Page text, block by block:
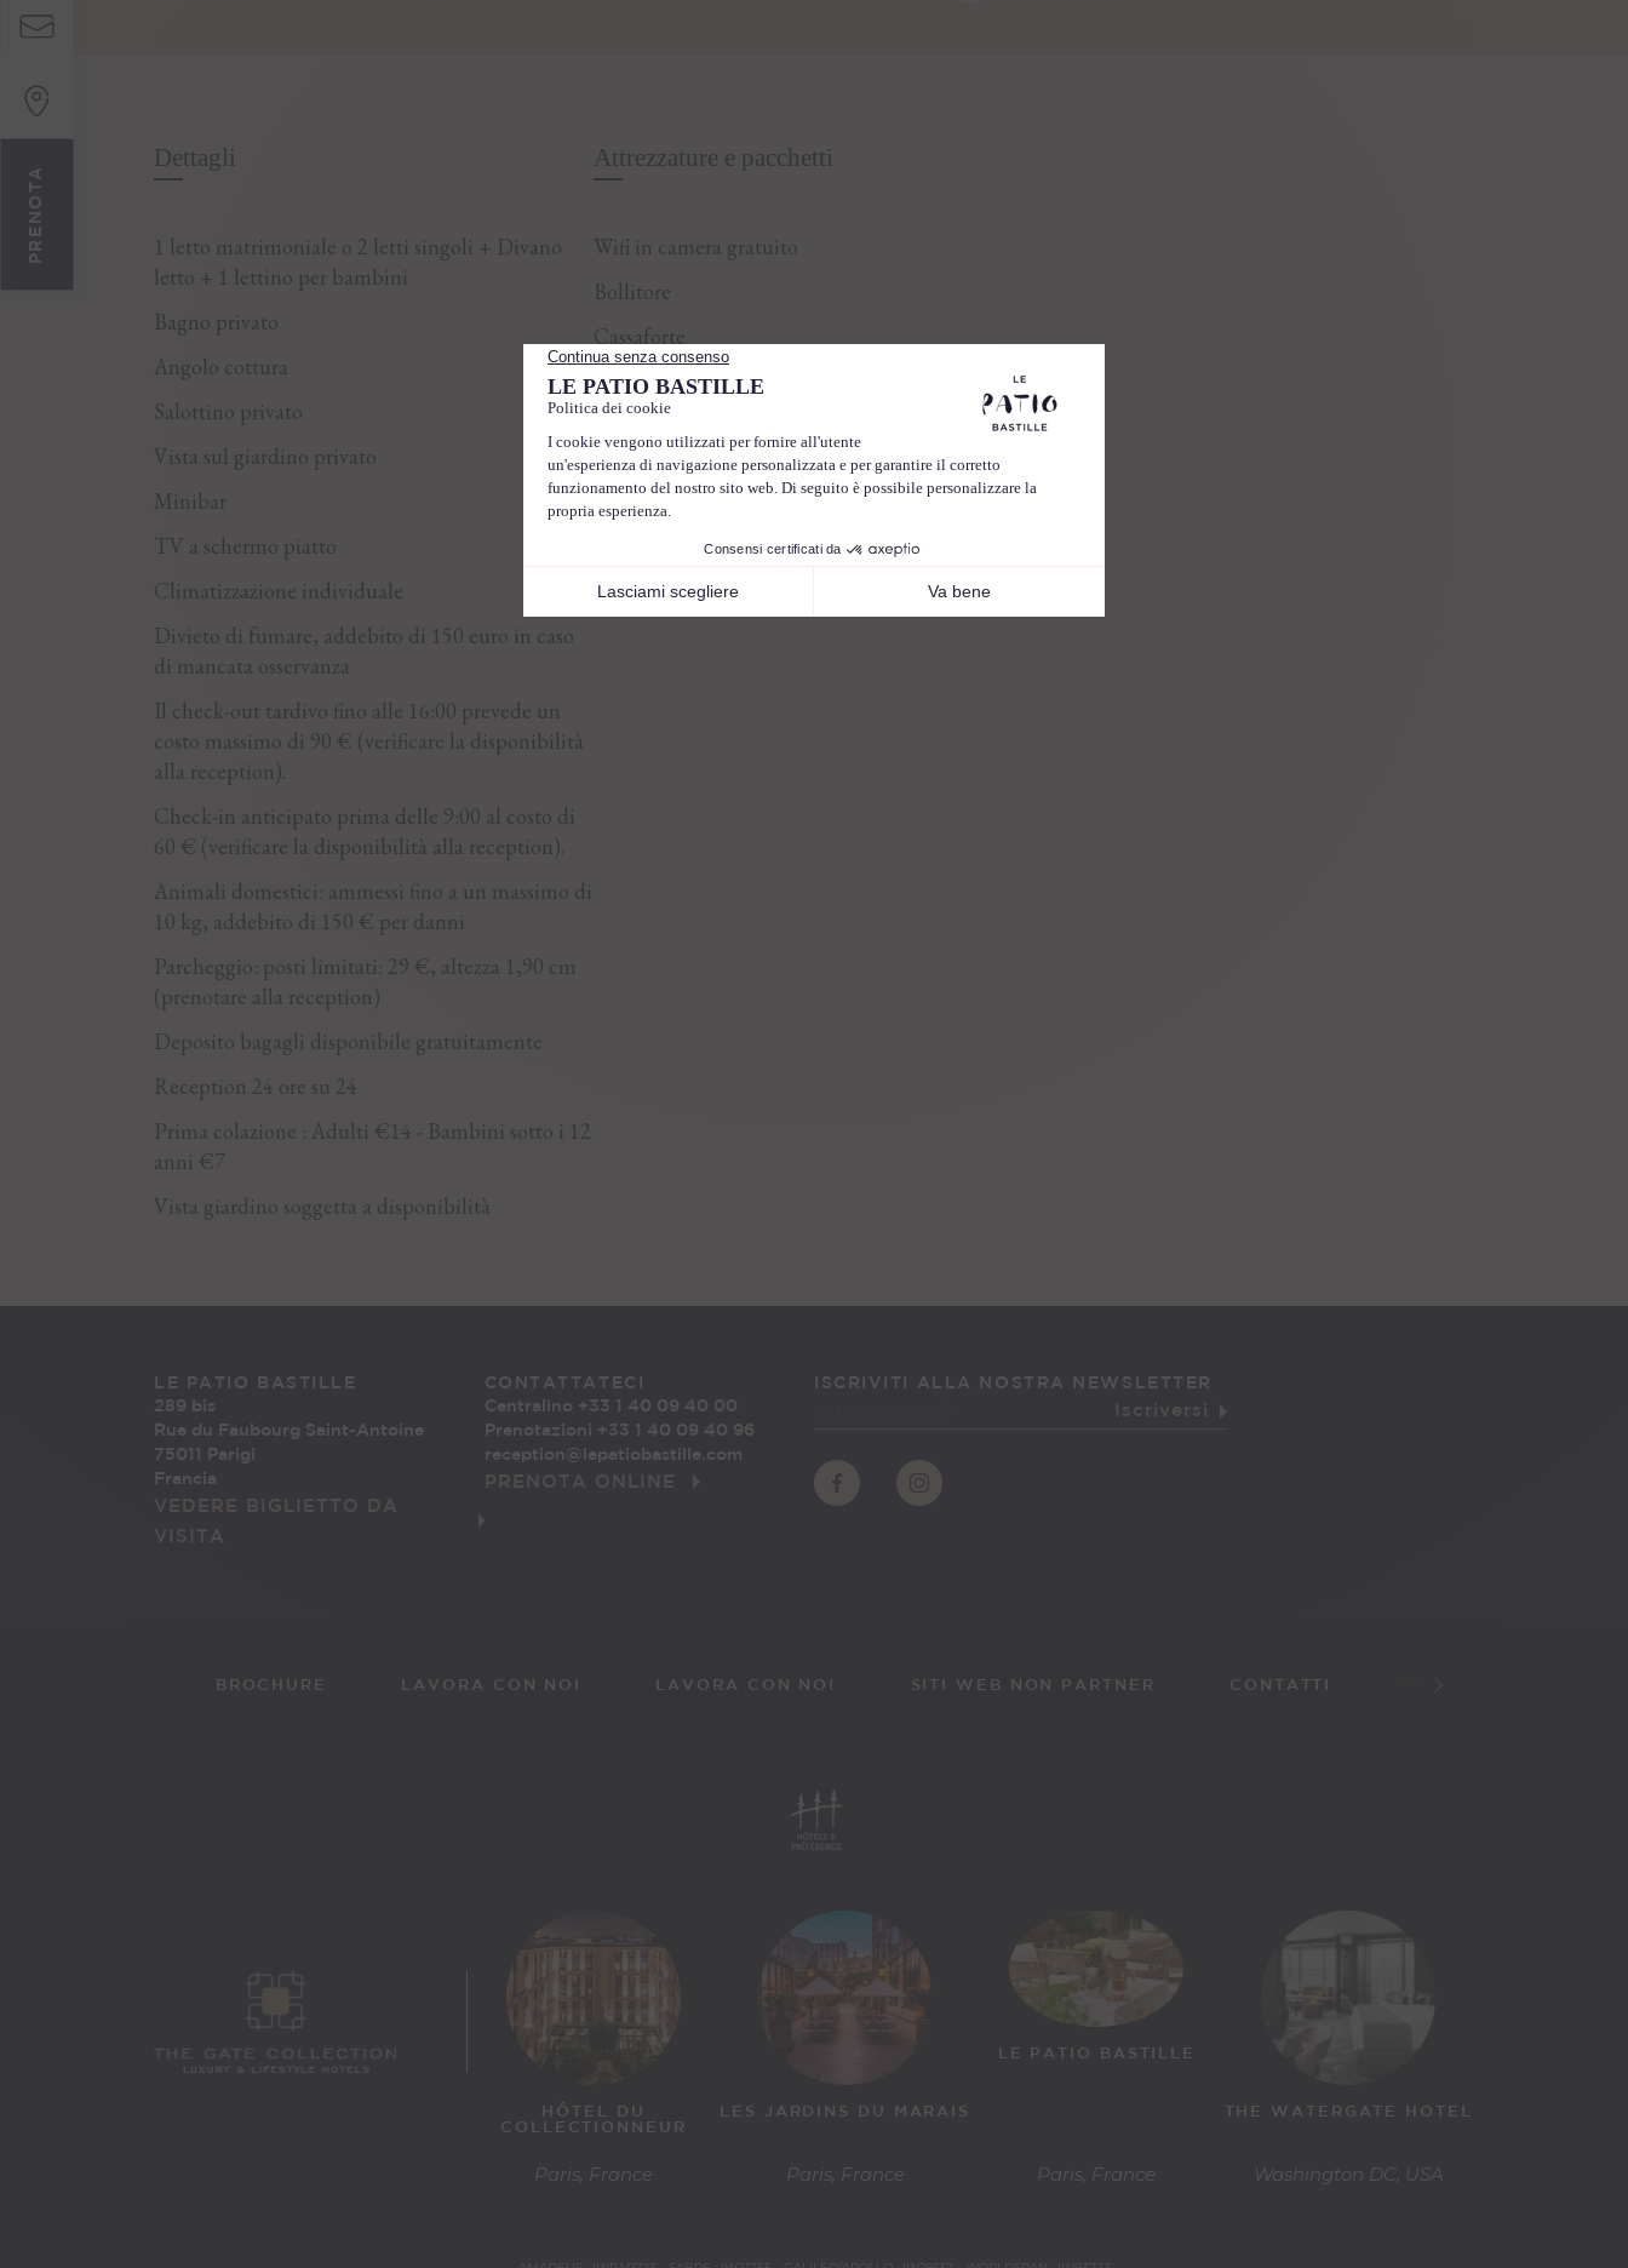
PRENOTA
Dettagli
1 letto matrimoniale o 2 letti singoli + Divano
letto + 1 lettino per bambini
Bagno privato
Angolo cottura
Salottino privato
Vista sul giardino privato
Minibar
TV a schermo piatto
Climatizzazione individuale
Divieto di fumare, addebito di 150 euro in caso
di mancata osservanza
Il check-out tardivo fino alle 16:00 prevede un
costo massimo di 90 € (verificare la disponibilità
alla reception).
Check-in anticipato prima delle 9:00 al costo di
60 € (verificare la disponibilità alla reception).
Animali domestici: ammessi fino a un massimo di
10 kg, addebito di 150 € per danni
Parcheggio: posti limitati: 29 €, altezza 1,90 cm
(prenotare alla reception)
Deposito bagagli disponibile gratuitamente
Reception 24 ore su 24
Prima colazione : Adulti €14 - Bambini sotto i 12
anni €7
Vista giardino soggetta a disponibilità
Attrezzature e pacchetti
Wifi in camera gratuito
Bollitore
Cassaforte
Linee telefoniche multiple
Kit di cortesia The Gate Collection
Pacchetto: Bouquet di fiori e 1 bottiglia di
champagne per 150 €.
LE PATIO BASTILLE
289 bis
Rue du Faubourg Saint-Antoine
75011 Parigi
Francia
VEDERE BIGLIETTO DA
VISITA
CONTATTATECI
Centralino +33 1 40 09 40 00
Prenotazioni +33 1 40 09 40 96
reception@lepatiobastille.com
PRENOTA ONLINE
ISCRIVITI ALLA NOSTRA NEWSLETTER
BROCHURE LAVORA CON NOI LAVORA CON NOI SITI WEB NON PARTNER CONTATTI
HÔTEL DU
COLLECTIONNEUR
Paris, France
LES JARDINS DU MARAIS
Paris, France
LE PATIO BASTILLE
Paris, France
THE WATERGATE HOTEL
Washington DC, USA